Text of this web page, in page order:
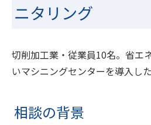
ニタリング
切削加工業・従業員10名。省エ
いマシニングセンターを導入した
相談の背景